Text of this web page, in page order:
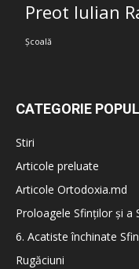
Preot Iulian
Școală
CATEGORIE
Stiri
Articole preluate
Articole Ortodoxia.md
Proloagele Sfinților și a
6. Acatiste închinate
Rugăciuni